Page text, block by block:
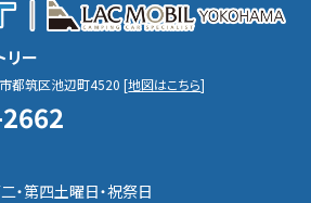
リー
都筑区池辺町4520[地図はこちら]
・第四土曜日・祝祭日